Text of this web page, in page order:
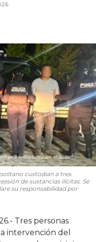
custodian a tres
de sustancias ilícitas. Se
su responsabilidad por
Tres personas
intervención del